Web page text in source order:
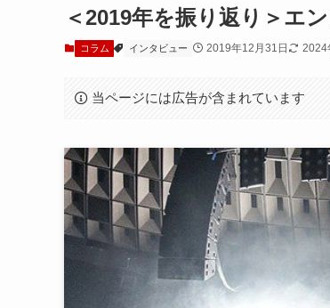
＜2019年を振り返り＞エ
コラム インタビュー 2019年12月31日 2024
当ページには広告が含まれています